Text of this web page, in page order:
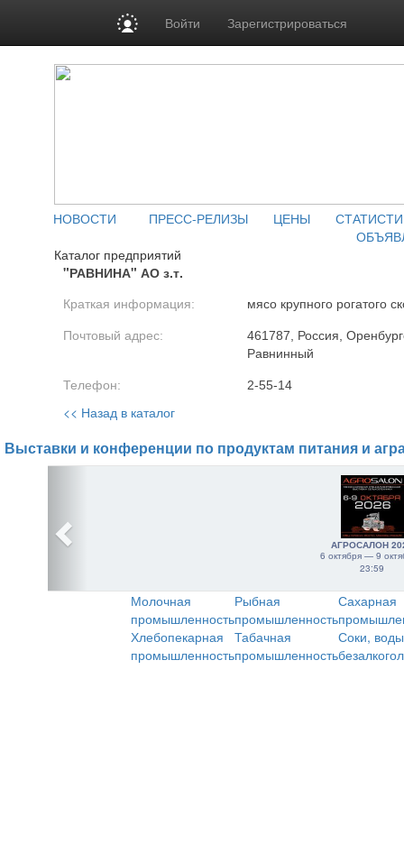
Войти Зарегистрироваться
НОВОСТИ ПРЕСС-РЕЛИЗЫ ЦЕНЫ
Каталог предприятий
"РАВНИНА" АО з.т.
Краткая информация: мясо крупного рогатого
Почтовый адрес:
461787, Россия,
Равнинный
Телефон: 2-55-14
<< Назад в каталог
Выставки и конференции по продуктам питания и
АГРОСАЛОН
6 октября — 9
23:59
Молочная
промышленность
Рыбная
промышленность
Сахарная
Хлебопекарная
промышленность
Табачная
промышленность
Соки,